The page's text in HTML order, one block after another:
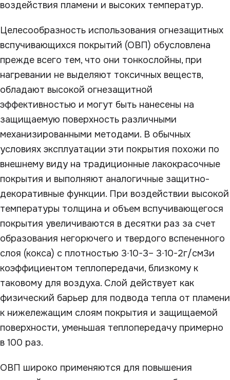
воздействия пламени и высоких температур.
Целесообразность использования огнезащитных
вспучивающихся покрытий (ОВП) обусловлена
прежде всего тем, что они тонкослойны, при
нагревании не выделяют токсичных веществ,
обладают высокой огнезащитной
эффективностью и могут быть нанесены на
защищаемую поверхность различными
механизированными методами. В обычных
условиях эксплуатации эти покрытия похожи по
внешнему виду на традиционные лакокрасочные
покрытия и выполняют аналогичные защитно-
декоративные функции. При воздействии высокой
температуры толщина и объем вспучивающегося
покрытия увеличиваются в десятки раз за счет
образования негорючего и твердого вспененного
слоя (кокса) с плотностью 3∙10-3– 3∙10-2г/см3и
коэффициентом теплопередачи, близкому к
таковому для воздуха. Слой действует как
физический барьер для подвода тепла от пламени
к нижележащим слоям покрытия и защищаемой
поверхности, уменьшая теплопередачу примерно
в 100 раз.
ОВП широко применяются для повышения